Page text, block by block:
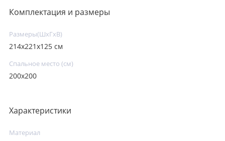
Комплектация и размеры
Размеры(ШxГxВ)
214x221x125 см
Спальное место (см)
200х200
Характеристики
Материал